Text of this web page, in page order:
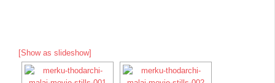
[Show as slideshow]